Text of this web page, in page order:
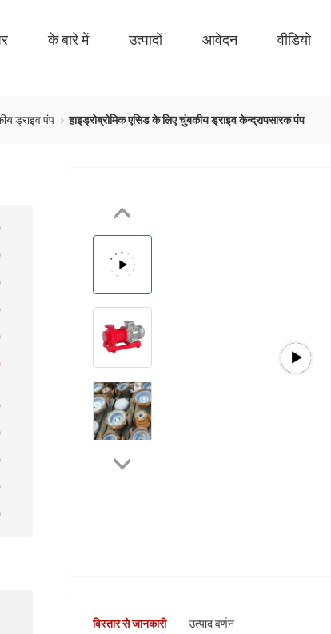
के बारे में उत्पादों आवेदन वीडियो
ड्राइव पंप हाइड्रोब्रोमिक एसिड के लिए चुंबकीय ड्राइव केन्द्रापसारक पंप
विस्तार से जानकारी उत्पाद वर्णन